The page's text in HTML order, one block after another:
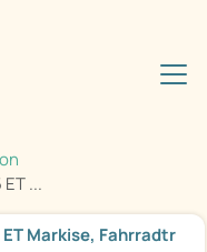
...
Markise, Fahrradtr